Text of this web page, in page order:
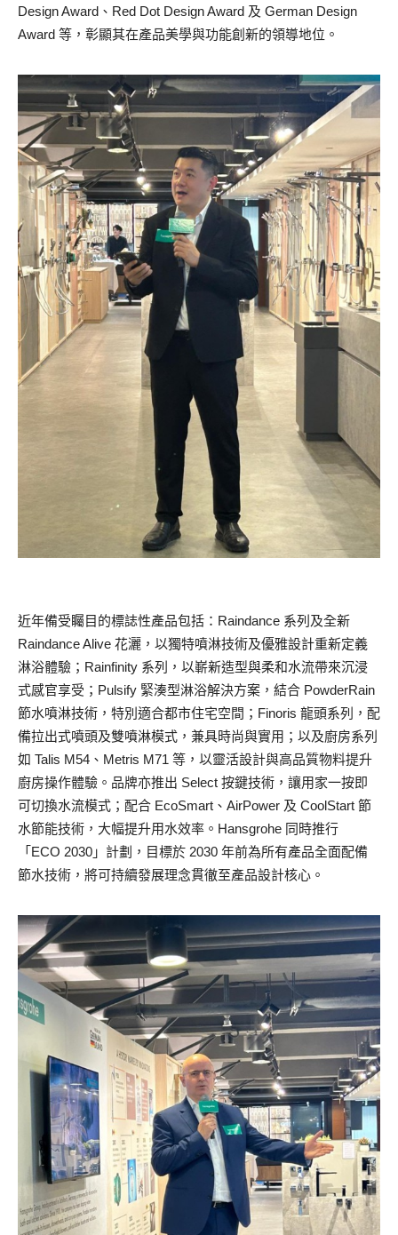
Design Award、Red Dot Design Award 及 German Design
Award 等，彰顯其在產品美學與功能創新的領導地位。
近年備受矚目的標誌性產品包括：Raindance 系列及全新
Raindance Alive 花灑，以獨特噴淋技術及優雅設計重新定義
淋浴體驗；Rainfinity 系列，以嶄新造型與柔和水流帶來沉浸
式感官享受；Pulsify 緊湊型淋浴解決方案，結合 PowderRain
節水噴淋技術，特別適合都市住宅空間；Finoris 龍頭系列，配
備拉出式噴頭及雙噴淋模式，兼具時尚與實用；以及廚房系列
如 Talis M54、Metris M71 等，以靈活設計與高品質物料提升
廚房操作體驗。品牌亦推出 Select 按鍵技術，讓用家一按即
可切換水流模式；配合 EcoSmart、AirPower 及 CoolStart 節
水節能技術，大幅提升用水效率。Hansgrohe 同時推行
「ECO 2030」計劃，目標於 2030 年前為所有產品全面配備
節水技術，將可持續發展理念貫徹至產品設計核心。